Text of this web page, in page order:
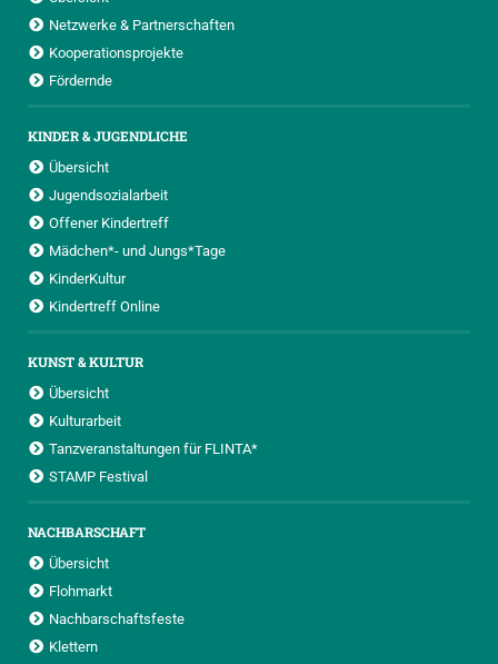
Netzwerke & Partnerschaften
Kooperationsprojekte
Fördernde
KINDER & JUGENDLICHE
Übersicht
Jugendsozialarbeit
Offener Kindertreff
Mädchen*- und Jungs*Tage
KinderKultur
Kindertreff Online
KUNST & KULTUR
Übersicht
Kulturarbeit
Tanzveranstaltungen für FLINTA*
STAMP Festival
NACHBARSCHAFT
Übersicht
Flohmarkt
Nachbarschaftsfeste
Klettern